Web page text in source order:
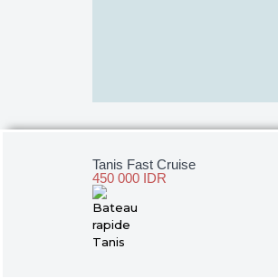
Tanis Fast Cruise
450 000 IDR